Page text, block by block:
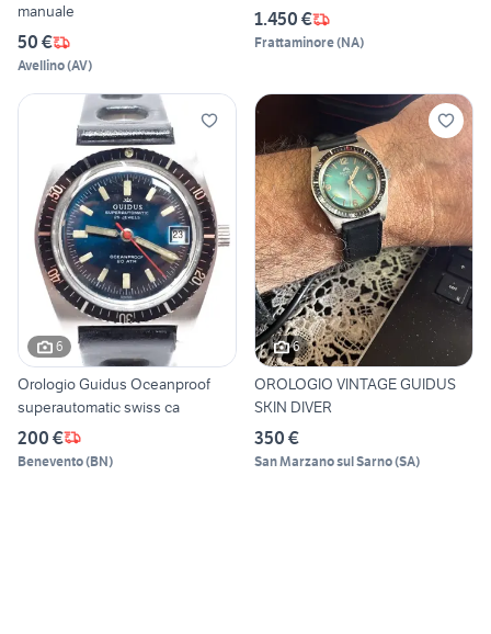
manuale
50 €
Avellino(AV)
1.450 €
Frattaminore(NA)
6
Orologio Guidus Oceanproof
superautomatic swiss ca
200 €
Benevento(BN)
6
OROLOGIO VINTAGE GUIDUS
SKIN DIVER
350 €
San Marzano sul Sarno(SA)